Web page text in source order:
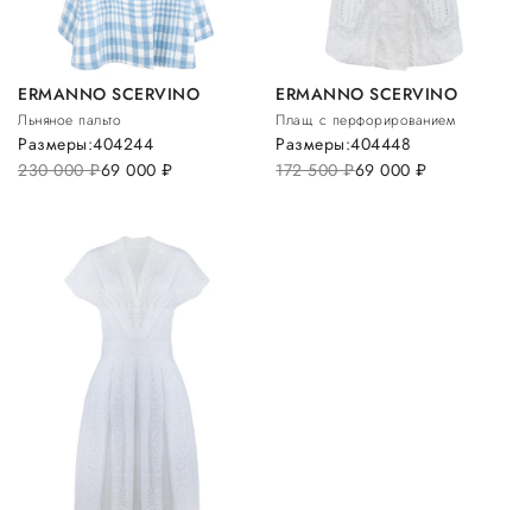
ERMANNO SCERVINO
Льняное пальто
230 000руб.69 000 руб.
Размеры:404244
ERMANNO SCERVINO
Плащ с перфорированием
172 500руб.69 000руб.
Размеры:404448